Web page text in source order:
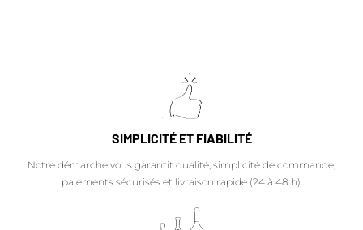
SIMPLICITÉ ET FIABILITÉ
Notre démarche vous garantit qualité, simplicité de commande,
paiements sécurisés et livraison rapide (24 à 48 h).